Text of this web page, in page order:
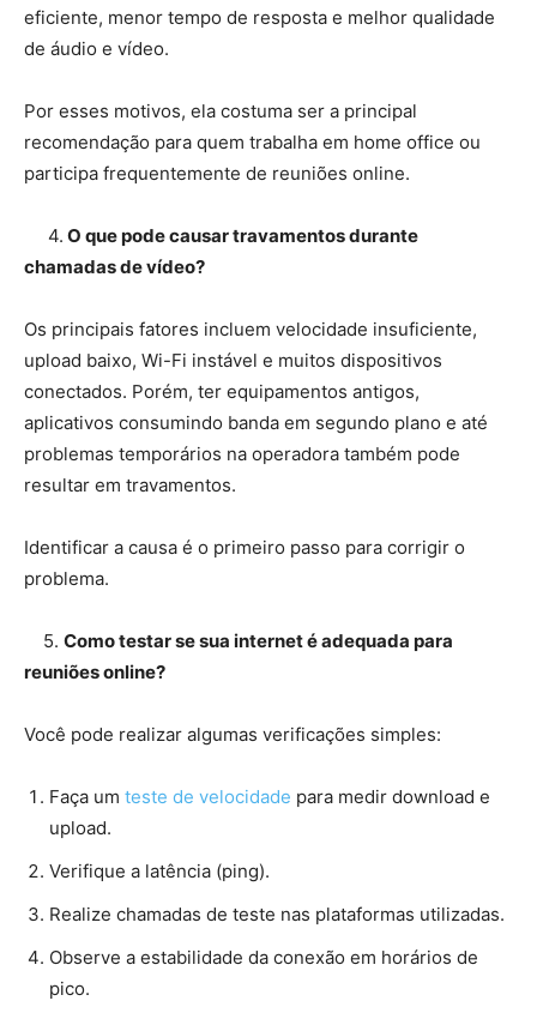
eficiente, menor tempo de resposta e melhor qualidade
de áudio e vídeo.
Por esses motivos, ela costuma ser a principal
recomendação para quem trabalha em home office ou
participa frequentemente de reuniões online.
4. O que pode causar travamentos durante
chamadas de vídeo?
Os principais fatores incluem velocidade insuficiente,
upload baixo, Wi-Fi instável e muitos dispositivos
conectados. Porém, ter equipamentos antigos,
aplicativos consumindo banda em segundo plano e até
problemas temporários na operadora também pode
resultar em travamentos.
Identificar a causa é o primeiro passo para corrigir o
problema.
5. Como testar se sua internet é adequada para
reuniões online?
Você pode realizar algumas verificações simples:
Faça um teste de velocidade para medir download e
upload.
Verifique a latência (ping).
Realize chamadas de teste nas plataformas utilizadas.
Observe a estabilidade da conexão em horários de
pico.